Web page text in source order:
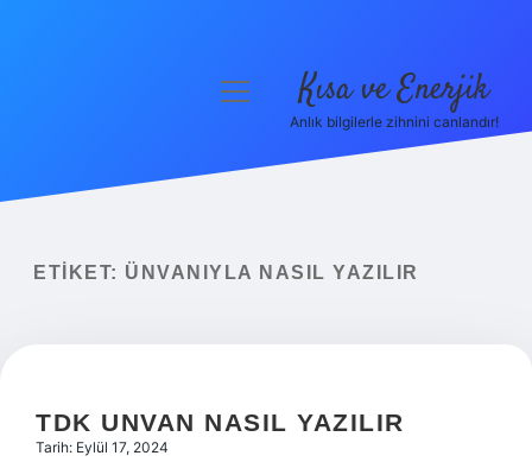
Yasal Uyarı
menüyü
Kısa ve Enerjik
Anlık bilgilerle zihnini canlandır!
ETIKET: ÜNVANIYLA NASIL YAZILIR
TDK UNVAN NASIL YAZILIR
Tarih: Eylül 17, 2024